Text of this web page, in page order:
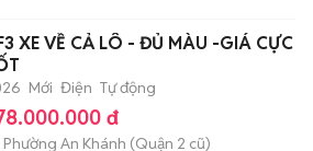
XE VỀ CẢ LÔ - ĐỦ MÀU -GIÁ CỰC
Mới Điện Tự động
đ
Phường An Khánh (Quận 2 cũ)